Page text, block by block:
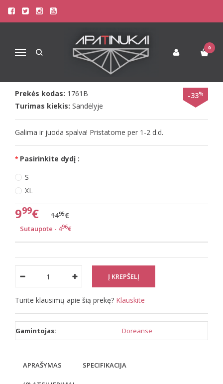
Navigacija
0
Pagrindinis Apatinis Trikotažas Vyrams
Doreanse Vyr. ilgi šortai su tinkleliu šonuose The reason
DOREANSE VYR. ILGI ŠORTAI SU
TINKLELIU ŠONUOSE THE REASON
-33%
Prekės kodas: 1761B
Turimas kiekis: Sandėlyje
Galima ir juoda spalva! Pristatome per 1-2 d.d.
Pasirinkite dydį :
S
XL
999€ 1495€
Sutaupote - 496€
Turite klausimų apie šią prekę? Klauskite
Gamintojas: Doreanse
APRAŠYMAS SPECIFIKACIJA